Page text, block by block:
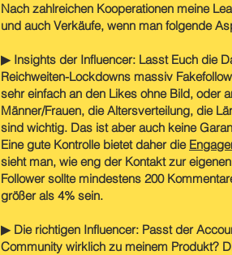
Nach zahlreichen Kooperationen meine
und auch Verkäufe, wenn man folgende
▶ Insights der Influencer: Lasst Euch die
Reichweiten-Lockdowns massiv
sehr einfach an den Likes ohne Bild, oder
Männer/Frauen, die Altersverteilung, die
sind wichtig. Das ist aber auch keine
Eine gute Kontrolle bietet daher die
sieht man, wie eng der Kontakt zur
Follower sollte mindestens 200
größer als 4% sein.
▶ Die richtigen Influencer: Passt der
Community wirklich zu meinem Produkt?